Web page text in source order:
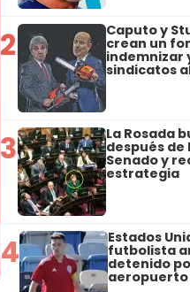
2 Caputo y
crean un
indemnizar
sindicatos
3 La Rosada
después
Senado y
estrategia
4 Estados
futbolista
detenido
aeropuerto